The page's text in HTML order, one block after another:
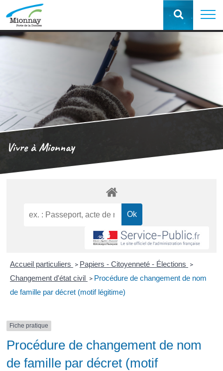
Vivre à Mionnay
Accueil particuliers > Papiers - Citoyenneté - Élections >
Changement d'état civil > Procédure de changement de nom
de famille par décret (motif légitime)
Fiche pratique
Procédure de changement de nom
de famille par décret (motif